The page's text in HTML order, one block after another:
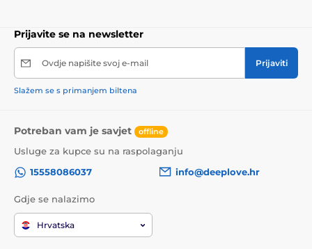
Prijavite se na newsletter
Ovdje napišite svoj e-mail Prijaviti
Slažem se s primanjem biltena
Potreban vam je savjet offline
Usluge za kupce su na raspolaganju
15558086037
info@deeplove.hr
Gdje se nalazimo
Hrvatska